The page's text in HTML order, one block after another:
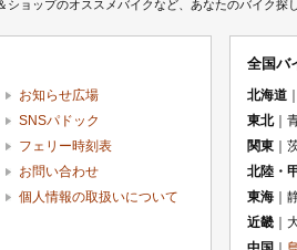
ショップのオススメバイクなど、あなたのバイク
お知らせ広場
SNSパドック
フェリー時刻表
お問い合わせ
個人情報の取扱いについて
全国バ
北海道
東北｜
関東 ｜
北陸・
東海 ｜
近畿 ｜